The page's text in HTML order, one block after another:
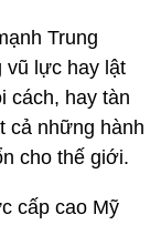
Trung
vũ lực hay lật
cách, hay tàn
cả những hành
cho thế giới.
cấp cao Mỹ